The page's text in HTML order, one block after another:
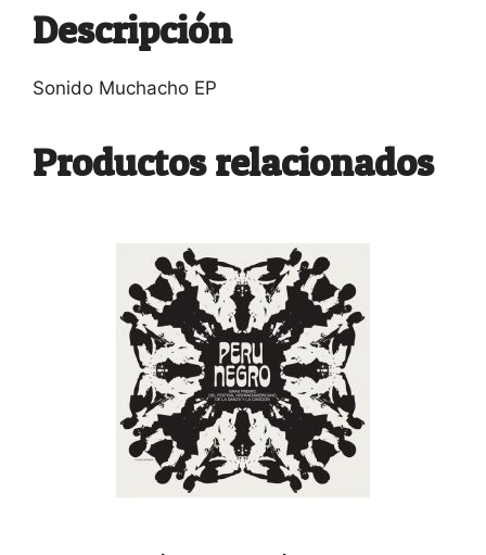
Descripción
Sonido Muchacho EP
Productos relacionados